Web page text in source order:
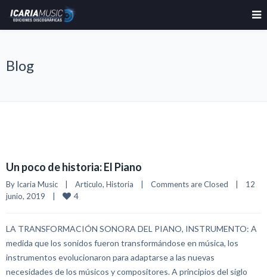
Blog
Un poco de historia: El Piano
By Icaria Music Articulo, Historia Comments are Closed
12
junio, 2019
4
LA TRANSFORMACIÓN SONORA DEL PIANO, INSTRUMENTO: A
medida que los sonidos fueron transformándose en música, los
instrumentos evolucionaron para adaptarse a las nuevas
necesidades de los músicos y compositores. A principios del siglo